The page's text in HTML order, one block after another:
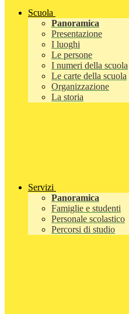
Scuola
Panoramica
Presentazione
I luoghi
Le persone
I numeri della scuola
Le carte della scuola
Organizzazione
La storia
Servizi
Panoramica
Famiglie e studenti
Personale scolastico
Percorsi di studio